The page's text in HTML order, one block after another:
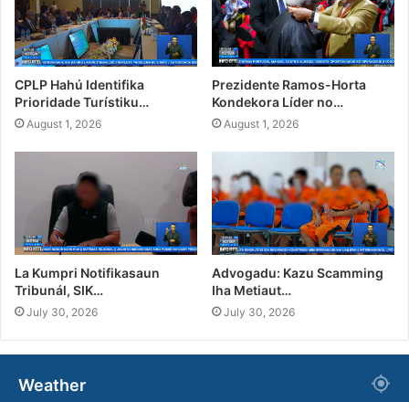
CPLP Hahú Identifika
Prioridade Turístiku…
August 1, 2026
Prezidente Ramos-Horta
Kondekora Líder no…
August 1, 2026
La Kumpri Notifikasaun
Tribunál, SIK…
July 30, 2026
Advogadu: Kazu Scamming
Iha Metiaut…
July 30, 2026
Weather